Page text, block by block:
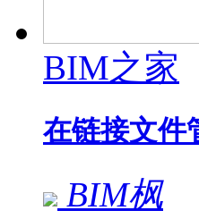
BIM之家
在链接文件
BIM枫